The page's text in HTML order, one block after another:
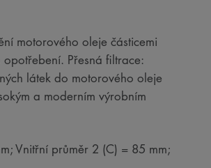
motorového oleje částicemi
Přesná filtrace:
látek do motorového oleje
a moderním výrobním
Vnitřní průměr 2 (C) = 85 mm;